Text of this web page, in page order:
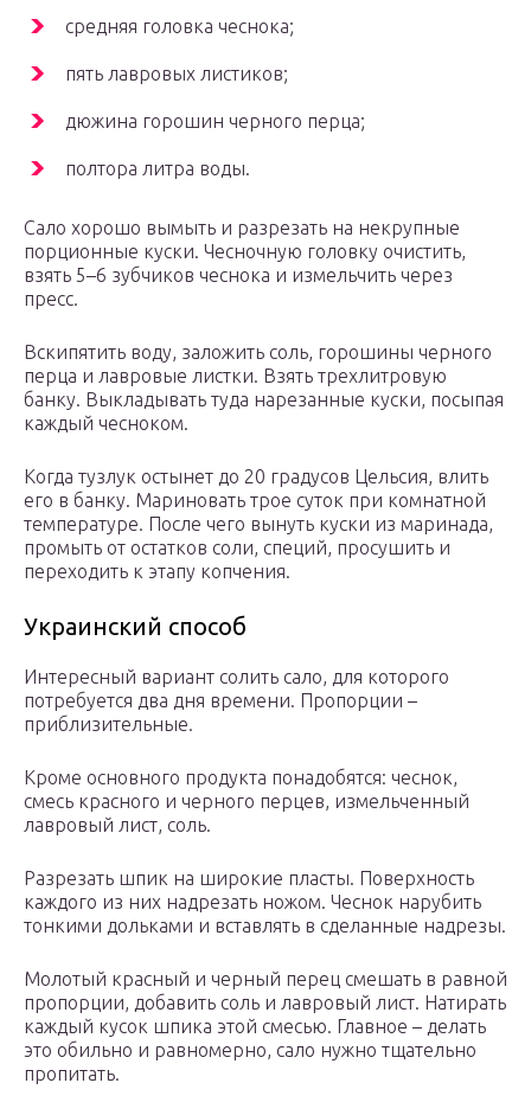
средняя головка чеснока;
пять лавровых листиков;
дюжина горошин черного перца;
полтора литра воды.
Сало хорошо вымыть и разрезать на некрупные
порционные куски. Чесночную головку очистить,
взять 5–6 зубчиков чеснока и измельчить через
пресс.
Вскипятить воду, заложить соль, горошины черного
перца и лавровые листки. Взять трехлитровую
банку. Выкладывать туда нарезанные куски, посыпая
каждый чесноком.
Когда тузлук остынет до 20 градусов Цельсия, влить
его в банку. Мариновать трое суток при комнатной
температуре. После чего вынуть куски из маринада,
промыть от остатков соли, специй, просушить и
переходить к этапу копчения.
Украинский способ
Интересный вариант солить сало, для которого
потребуется два дня времени. Пропорции –
приблизительные.
Кроме основного продукта понадобятся: чеснок,
смесь красного и черного перцев, измельченный
лавровый лист, соль.
Разрезать шпик на широкие пласты. Поверхность
каждого из них надрезать ножом. Чеснок нарубить
тонкими дольками и вставлять в сделанные надрезы.
Молотый красный и черный перец смешать в равной
пропорции, добавить соль и лавровый лист. Натирать
каждый кусок шпика этой смесью. Главное – делать
это обильно и равномерно, сало нужно тщательно
пропитать.